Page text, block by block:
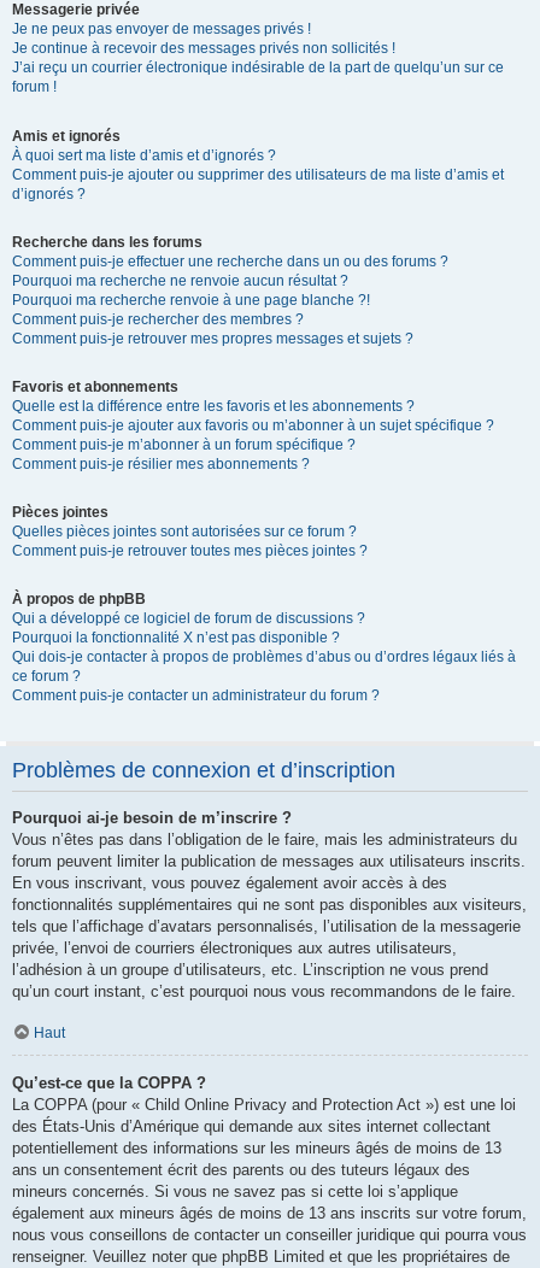
Messagerie privée
Je ne peux pas envoyer de messages privés !
Je continue à recevoir des messages privés non sollicités !
J’ai reçu un courrier électronique indésirable de la part de quelqu’un sur ce
forum !
Amis et ignorés
À quoi sert ma liste d’amis et d’ignorés ?
Comment puis-je ajouter ou supprimer des utilisateurs de ma liste d’amis et
d’ignorés ?
Recherche dans les forums
Comment puis-je effectuer une recherche dans un ou des forums ?
Pourquoi ma recherche ne renvoie aucun résultat ?
Pourquoi ma recherche renvoie à une page blanche ?!
Comment puis-je rechercher des membres ?
Comment puis-je retrouver mes propres messages et sujets ?
Favoris et abonnements
Quelle est la différence entre les favoris et les abonnements ?
Comment puis-je ajouter aux favoris ou m’abonner à un sujet spécifique ?
Comment puis-je m’abonner à un forum spécifique ?
Comment puis-je résilier mes abonnements ?
Pièces jointes
Quelles pièces jointes sont autorisées sur ce forum ?
Comment puis-je retrouver toutes mes pièces jointes ?
À propos de phpBB
Qui a développé ce logiciel de forum de discussions ?
Pourquoi la fonctionnalité X n’est pas disponible ?
Qui dois-je contacter à propos de problèmes d’abus ou d’ordres légaux liés à
ce forum ?
Comment puis-je contacter un administrateur du forum ?
Problèmes de connexion et d’inscription
Pourquoi ai-je besoin de m’inscrire ?
Vous n’êtes pas dans l’obligation de le faire, mais les administrateurs du
forum peuvent limiter la publication de messages aux utilisateurs inscrits.
En vous inscrivant, vous pouvez également avoir accès à des
fonctionnalités supplémentaires qui ne sont pas disponibles aux visiteurs,
tels que l’affichage d’avatars personnalisés, l’utilisation de la messagerie
privée, l’envoi de courriers électroniques aux autres utilisateurs,
l’adhésion à un groupe d’utilisateurs, etc. L’inscription ne vous prend
qu’un court instant, c’est pourquoi nous vous recommandons de le faire.
Haut
Qu’est-ce que la COPPA ?
La COPPA (pour « Child Online Privacy and Protection Act ») est une loi
des États-Unis d’Amérique qui demande aux sites internet collectant
potentiellement des informations sur les mineurs âgés de moins de 13
ans un consentement écrit des parents ou des tuteurs légaux des
mineurs concernés. Si vous ne savez pas si cette loi s’applique
également aux mineurs âgés de moins de 13 ans inscrits sur votre forum,
nous vous conseillons de contacter un conseiller juridique qui pourra vous
renseigner. Veuillez noter que phpBB Limited et que les propriétaires de